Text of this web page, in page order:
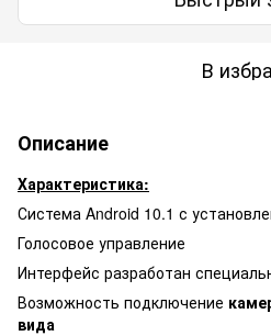
В
Описание
Характеристика:
Система Android 10.1 с
Голосовое управление
Интерфейс разработан
Возможность подключение
вида